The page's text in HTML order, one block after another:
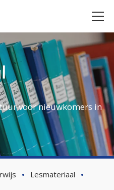
voor nieuwkomers in
Lesmateriaal